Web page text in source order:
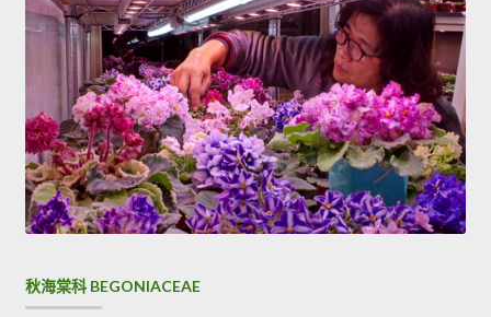
秋海棠科 BEGONIACEAE